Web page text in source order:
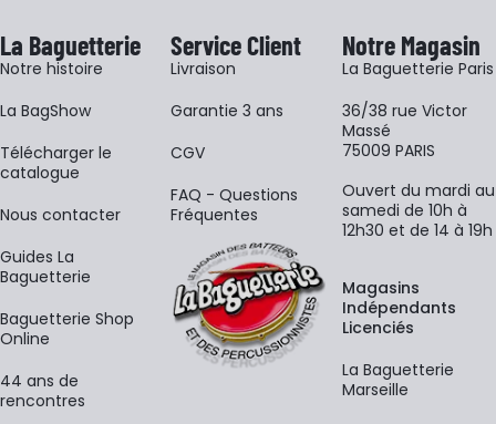
La Baguetterie
Notre histoire
La BagShow
​Télécharger le
catalogue
Nous contacter
Guides La
Baguetterie
Baguetterie Shop
Online
44 ans de
rencontres
Service Client
Livraison
Garantie 3 ans
CGV
FAQ - Questions
Fréquentes
Notre Magasin
La Baguetterie Paris
36/38 rue Victor
Massé
75009 PARIS
Ouvert du mardi au
samedi de 10h à
12h30 et de 14 à 19h
Magasins
Indépendants
Licenciés
La Baguetterie
Marseille